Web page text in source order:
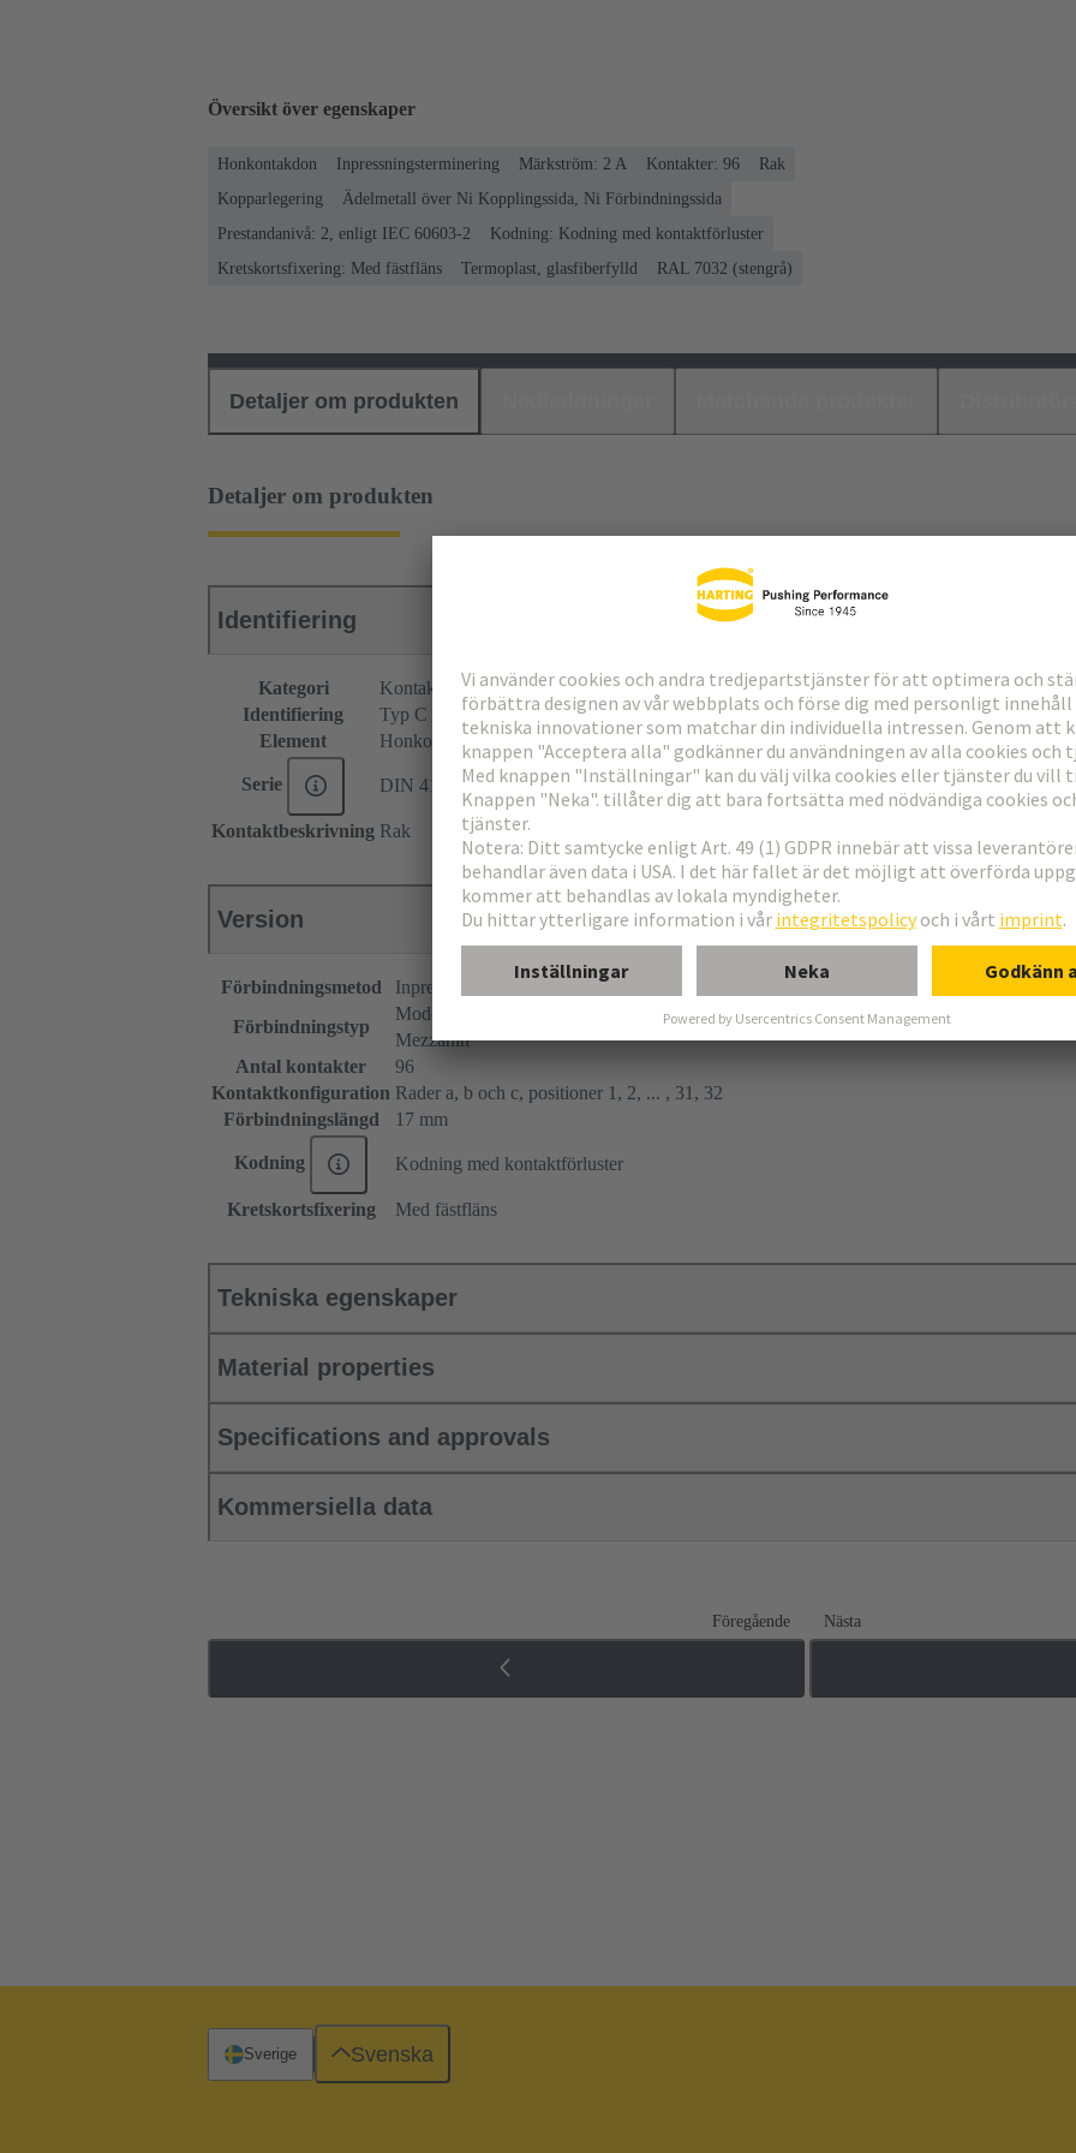
Översikt över egenskaper
Honkontakdon Inpressningsterminering Märkström: ‌2 A Kontakter: 96
Rak
Kopparlegering
Ädelmetall över Ni Kopplingssida, Ni Förbindningssida
Prestandanivå: 2, enligt IEC 60603-2
Kodning: Kodning med kontaktförluster
Kretskortsfixering: Med fästfläns
Termoplast, glasfiberfylld RAL 7032 (stengrå)
Detaljer om produkten
Detaljer om produkten
Identifiering
Kategori
Kontaktdon
Identifiering
Typ C
Element
Honkontakdon
Serie DIN 41612
Kontaktbeskrivning Rak
Version
Förbindningsmetod
Inpressningsterminering
Förbindningstyp
Moderkort till dotterkort
Mezzanin
Antal kontakter
96
Kontaktkonfiguration Rader a, b och c, positioner 1, 2, ... , 31, 32
Förbindningslängd
17 mm
Kodning Kodning med kontaktförluster
Kretskortsfixering Med fästfläns
Tekniska egenskaper
Material properties
Specifications and approvals
Kommersiella data
Föregående Nästa
Sverige Svenska